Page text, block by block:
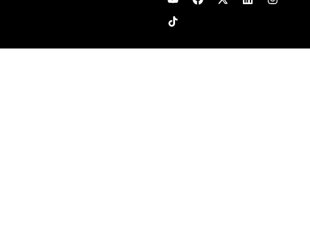
o
u
t
b
a
o
-
t
i
d
n
g